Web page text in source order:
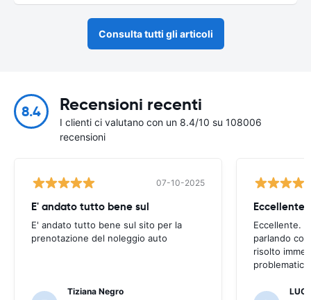
Consulta tutti gli articoli
8.4 Recensioni recenti
I clienti ci valutano con un 8.4/10 su 108006
recensioni
07-10-2025
E' andato tutto bene sul
E' andato tutto bene sul sito per la
prenotazione del noleggio auto
Tiziana Negro
Eccellente.
parlando
risolto